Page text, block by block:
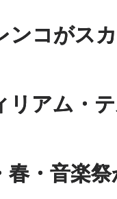
ンコがス
リアム・
春・音楽